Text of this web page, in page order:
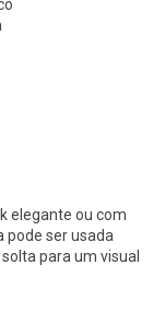
elegante ou com
pode ser usada
para um visual